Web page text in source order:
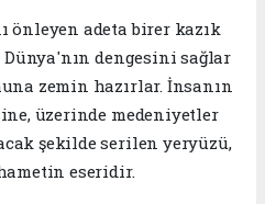
önleyen adeta birer kazık
dengesini sağlar
zemin hazırlar. İnsanın
üzerinde medeniyetler
şekilde serilen yeryüzü,
eseridir.